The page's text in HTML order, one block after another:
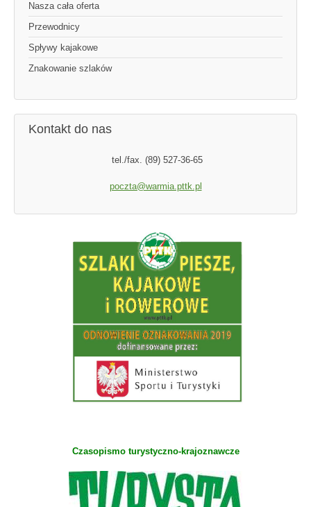
Nasza cała oferta
Przewodnicy
Spływy kajakowe
Znakowanie szlaków
Kontakt do nas
tel./fax. (89) 527-36-65
poczta@warmia.pttk.pl
Czasopismo turystyczno-krajoznawcze